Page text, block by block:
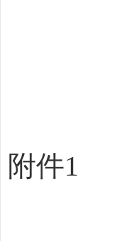
德
附件1